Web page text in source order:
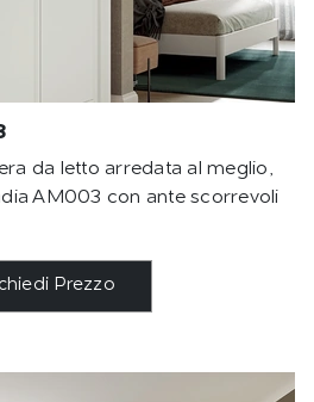
da letto arredata al meglio,
AM003 con ante scorrevoli
Prezzo